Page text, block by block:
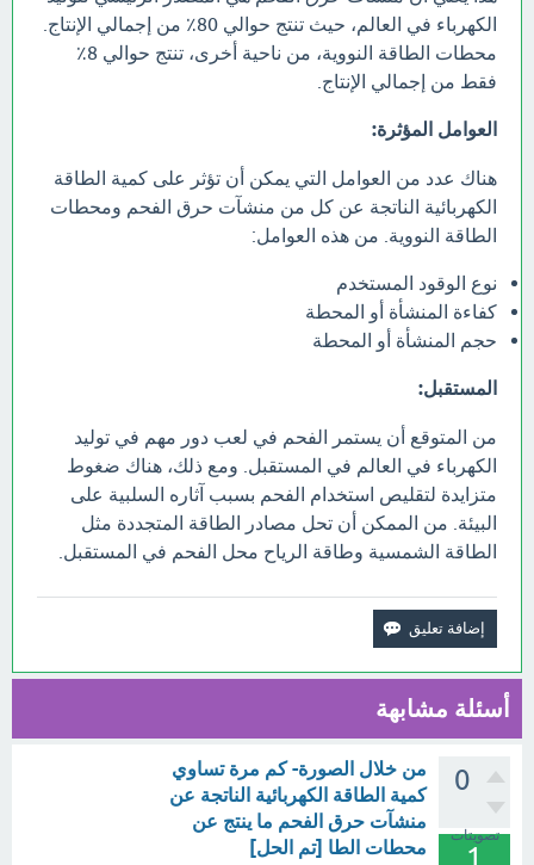
الكهرباء في العالم، حيث تنتج حوالي 80٪ من إجمالي الإنتاج.
محطات الطاقة النووية، من ناحية أخرى، تنتج حوالي 8٪
فقط من إجمالي الإنتاج.
العوامل المؤثرة:
هناك عدد من العوامل التي يمكن أن تؤثر على كمية الطاقة
الكهربائية الناتجة عن كل من منشآت حرق الفحم ومحطات
الطاقة النووية. من هذه العوامل:
نوع الوقود المستخدم
كفاءة المنشأة أو المحطة
حجم المنشأة أو المحطة
المستقبل:
من المتوقع أن يستمر الفحم في لعب دور مهم في توليد
الكهرباء في العالم في المستقبل. ومع ذلك، هناك ضغوط
متزايدة لتقليص استخدام الفحم بسبب آثاره السلبية على
البيئة. من الممكن أن تحل مصادر الطاقة المتجددة مثل
الطاقة الشمسية وطاقة الرياح محل الفحم في المستقبل.
أسئلة مشابهة
0
تصويتات
1
من خلال الصورة- كم مرة تساوي
كمية الطاقة الكهربائية الناتجة عن
منشآت حرق الفحم ما ينتج عن
محطات الطا [تم الحل]